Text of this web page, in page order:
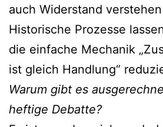
auch Widerstand
Historische Prozesse
die einfache Mechanik
ist gleich Handlung“
Warum gibt es
heftige Debatte?